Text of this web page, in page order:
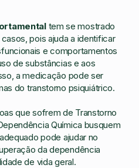
tem se mostrado
pois ajuda a identificar
e comportamentos
de substâncias e aos
a medicação pode ser
do transtorno psiquiátrico.
que sofrem de Transtorno
Química busquem
pode ajudar no
da dependência
de vida geral.